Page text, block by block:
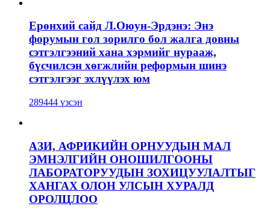
Ерөнхий сайд Л.Оюун-Эрдэнэ: Энэ
форумын гол зорилго бол жалга довны
сэтгэлгээний хана хэрмийг нурааж,
бүсчилсэн хөгжлийн реформын шинэ
сэтгэлгээг эхлүүлэх юм
289444 үзсэн
АЗИ, АФРИКИЙН ОРНУУДЫН МАЛ
ЭМНЭЛГИЙН ОНОШИЛГООНЫ
ЛАБОРАТОРУУДЫН ЗОХИЦУУЛАЛТЫГ
ХАНГАХ ОЛОН УЛСЫН ХУРАЛД
ОРОЛЦЛОО